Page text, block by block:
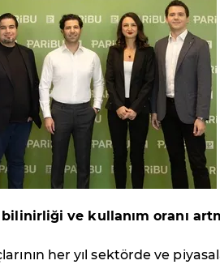
ve kullanım oranı
her yıl sektörde ve